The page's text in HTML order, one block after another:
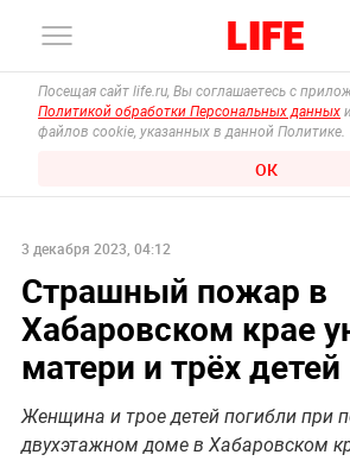
Посещая сайт life.ru, Вы соглашаетесь с
Политикой обработки Персональных данных
файлов cookie, указанных в данной Политике.
ОК
3 декабря 2023, 04:12
Страшный пожар в
Хабаровском крае
матери и трёх детей
Женщина и трое детей погибли при
двухэтажном доме в Хабаровском